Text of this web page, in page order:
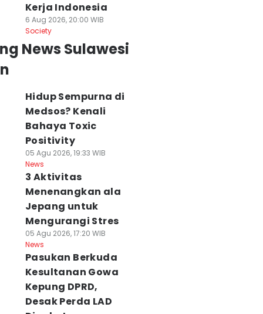
Ekonomi
Tumbuh
BPS Catat
Pengangguran
Kerja Indonesia
6 Aug 2026, 20:00 WIB
Society
News Sulawesi
Hidup Sempurna di
Medsos? Kenali
Bahaya Toxic
Positivity
05 Agu 2026, 19:33 WIB
News
3 Aktivitas
Menenangkan ala
Jepang untuk
Mengurangi Stres
05 Agu 2026, 17:20 WIB
News
Pasukan Berkuda
Kesultanan Gowa
Kepung DPRD,
Desak Perda LAD